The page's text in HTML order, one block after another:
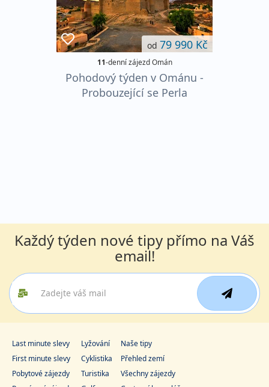
od 79 990 Kč
11-denní zájezd Omán
Pohodový týden v Ománu -
Probouzející se Perla
Každý týden nové tipy přímo na Váš
email!
Last minute slevy
First minute slevy
Pobytové zájezdy
Lyžování
Cyklistika
Turistika
Naše tipy
Přehled zemí
Všechny zájezdy